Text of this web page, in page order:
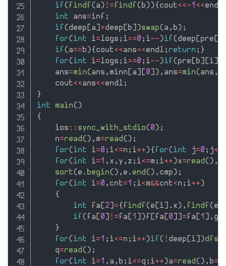
if ( findf (a) != findf (b)){cout<<-1 <<endl
int ans=inf ;
if (deep [a] >deep [b] )swap(a , b) ;
for(int i=logs ; i>=0 ; i--)if (deep [pre [
if (a==b){cout<<ans<<endl ; return ; }
for(int i=logs ; i>=0 ; i--)if (pre [b] [i]
    ans
=min(ans , minn [a] [0] ) , ans=min(ans ,
    cout
<<ans<<endl ;
}
int
main()
{
    ios
:: sync_with_stdio(0) ;
    n
=read() , m=read() ;
for(int i=0 ; i<=n ; i++){ for(int j=0 ; j<=
for(int i=1 , x , y , z ; i<=m ; i++)x=read() ,
sort(e . begin() , e . end() , cmp) ;
for(int i=0 , cnt=1 ; i<m&&cnt<n ; i++)
{
int fa [2] ={ findf (e [i] . x) , findf (e
if ( fa [0] != fa [1 ] ) f [ fa [0] ] = fa [1 ] , g
}
for(int i=1 ; i<=n ; i++)if ( ! deep [i] )dfs
    q
=read() ;
for(int i=1 , a , b ; i<=q ; i++)a=read() , b=